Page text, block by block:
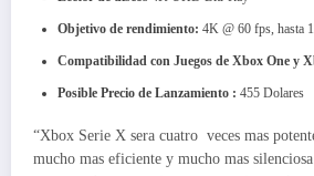
Objetivo de rendimiento: 4K @ 60 fps, hasta
Compatibilidad con Juegos de Xbox One y
Posible Precio de Lanzamiento : 455 Dolares
“Xbox Serie X sera cuatro veces mas
mucho mas eficiente y mucho mas